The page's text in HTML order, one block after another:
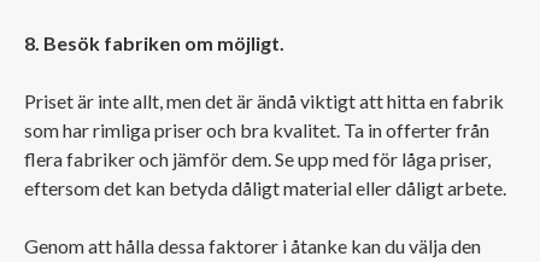
8. Besök fabriken om möjligt.
Priset är inte allt, men det är ändå viktigt att hitta en fabrik
som har rimliga priser och bra kvalitet. Ta in offerter från
flera fabriker och jämför dem. Se upp med för låga priser,
eftersom det kan betyda dåligt material eller dåligt arbete.
Genom att hålla dessa faktorer i åtanke kan du välja den